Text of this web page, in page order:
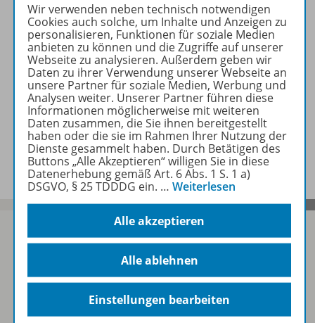
Beschreibung
Zugehörige Produkte
Benachrichtigungs-Service
Zum Newsletter anmelden
Wir verwenden neben technisch notwendigen
Cookies auch solche, um Inhalte und Anzeigen zu
personalisieren, Funktionen für soziale Medien
anbieten zu können und die Zugriffe auf unserer
Webseite zu analysieren. Außerdem geben wir
Daten zu ihrer Verwendung unserer Webseite an
unsere Partner für soziale Medien, Werbung und
Analysen weiter. Unserer Partner führen diese
Informationen möglicherweise mit weiteren
Daten zusammen, die Sie ihnen bereitgestellt
haben oder die sie im Rahmen Ihrer Nutzung der
Dienste gesammelt haben. Durch Betätigen des
Buttons „Alle Akzeptieren“ willigen Sie in diese
Datenerhebung gemäß Art. 6 Abs. 1 S. 1 a)
DSGVO, § 25 TDDDG ein. … Weiterlesen
Alle akzeptieren
Alle ablehnen
Einstellungen bearbeiten